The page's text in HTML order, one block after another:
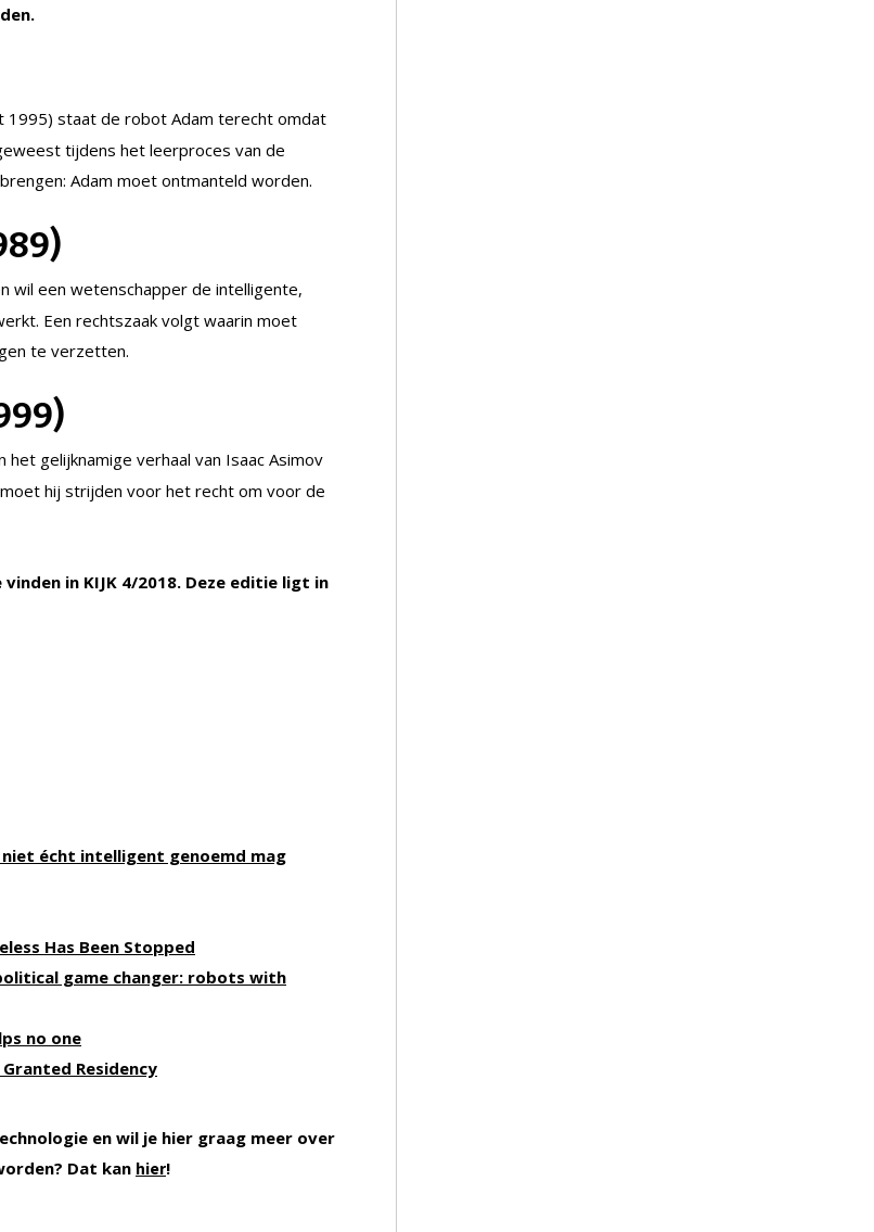
1995) staat de robot Adam terecht omdat
tijdens het leerproces van de
Adam moet ontmanteld worden.
wil een wetenschapper de intelligente,
Een rechtszaak volgt waarin moet
te verzetten.
gelijknamige verhaal van Isaac Asimov
hij strijden voor het recht om voor de
in KIJK 4/2018. Deze editie ligt in
écht intelligent genoemd mag
Has Been Stopped
game changer: robots with
no one
Residency
en wil je hier graag meer over
Dat kan hier!